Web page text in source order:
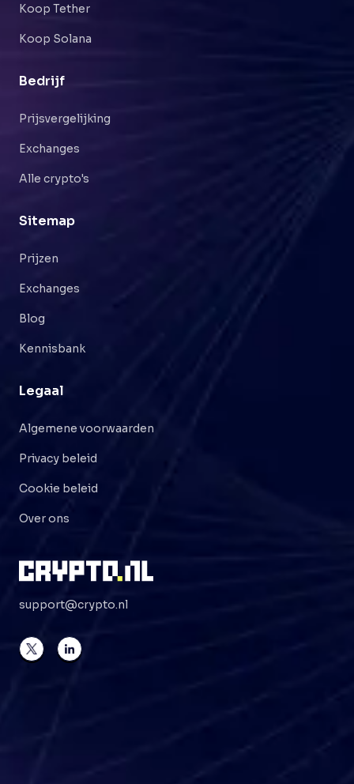
Koop Tether
Koop Solana
Bedrijf
Prijsvergelijking
Exchanges
Alle crypto's
Sitemap
Prijzen
Exchanges
Blog
Kennisbank
Legaal
Algemene voorwaarden
Privacy beleid
Cookie beleid
Over ons
support@crypto.nl